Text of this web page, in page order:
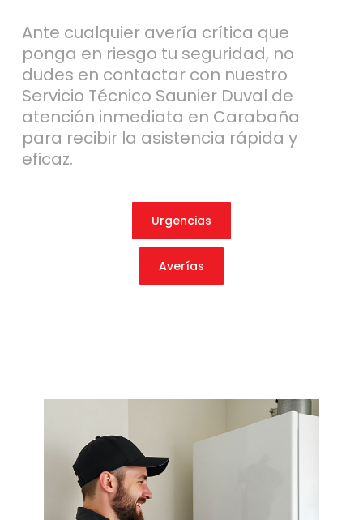
Ante cualquier avería crítica que
ponga en riesgo tu seguridad, no
dudes en contactar con nuestro
Servicio Técnico Saunier Duval de
atención inmediata en Carabaña
para recibir la asistencia rápida y
eficaz.
Urgencias
Averías